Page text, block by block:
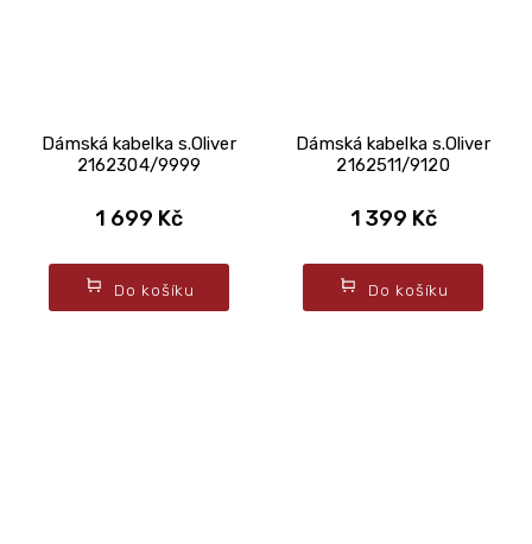
Dámská kabelka s.Oliver
2162304/9999
1 699 Kč
Do košíku
Dámská kabelka s.Oliver
2162511/9120
1 399 Kč
Do košíku